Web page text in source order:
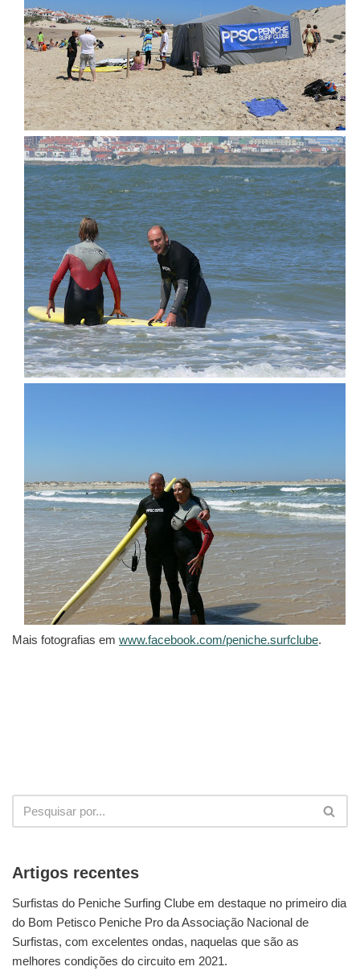
Mais fotografias em www.facebook.com/peniche.surfclube.
Artigos recentes
Surfistas do Peniche Surfing Clube em destaque no primeiro dia
do Bom Petisco Peniche Pro da Associação Nacional de
Surfistas, com excelentes ondas, naquelas que são as
melhores condições do circuito em 2021.